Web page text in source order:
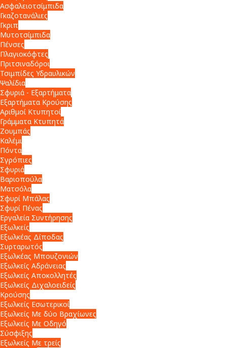
Ασφαλειοτσίμπιδα
Γκαζοτανάλιες
Γκριπ
Μυτοτσίμπιδα
Πένσες
Πλαγιοκόφτες
Πριτσιναδόροι
Τσιμπίδες Υδραυλικών
Ψαλίδια
Σφυριά - Εξαρτήματα
Εξαρτήματα Κρούσης
Αριθμοί Κτυπητοί
Γράμματα Κτυπητά
Ζουμπάς
Καλέμι
Πόντα
Σγρόπιες
Σφυριά
Βαριοπούλα
Ματσόλα
Σφυρί Μπάλας
Σφυρί Πένας
Εργαλεία Συντήρησης
Εξωλκείς
Εξωλκέας Δίποδας
Συρταρωτός
Εξωλκέας Μπουζονιών
Εξωλκείς Αδράνειας
Εξωλκείς Αποκολλητές
Εξωλκείς Διχαλοειδείς
Κρούσης
Εξωλκείς Εσωτερικοί
Εξωλκείς Με δύο Βραχίωνες
Εξωλκείς Με Οδηγό
Σύσφιξης
Εξωλκείς Με τρείς